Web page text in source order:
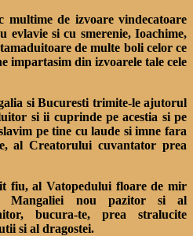
multime de izvoare vindecatoare
si cu smerenie, Ioachime,
de multe boli celor ce
impartasim din izvoarele tale cele
si Bucuresti trimite-le ajutorul
si ii cuprinde pe acestia si pe
pe tine cu laude si imne fara
al Creatorului cuvantator prea
fiu, al Vatopedului floare de mir
Mangaliei nou pazitor si al
bucura-te, prea stralucite
si al dragostei.